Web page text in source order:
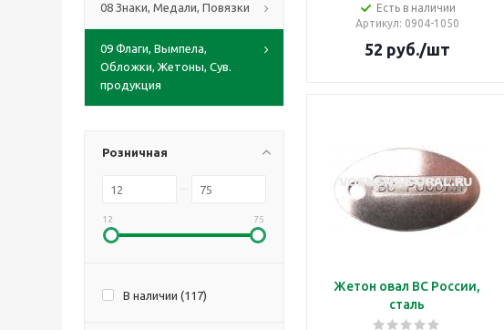
08 Знаки, Медали, Повязки
09 Флаги, Вымпела,
Обложки, Жетоны, Сув.
продукция
Розничная
12 75
В наличии (117)
Есть в наличии
Артикул: 0904-1050
52 руб./шт
Жетон овал ВС России,
сталь